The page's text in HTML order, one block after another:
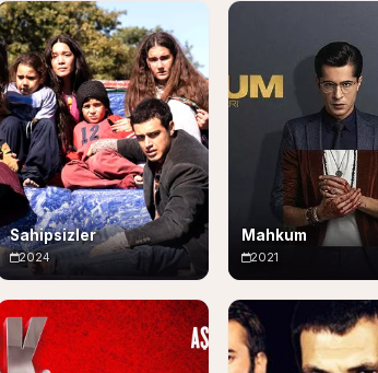
Sahipsizler
2024
Mahkum
2021